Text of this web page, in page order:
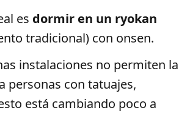
es dormir en un ryokan
tradicional) con onsen.
instalaciones no permiten la
personas con tatuajes,
está cambiando poco a